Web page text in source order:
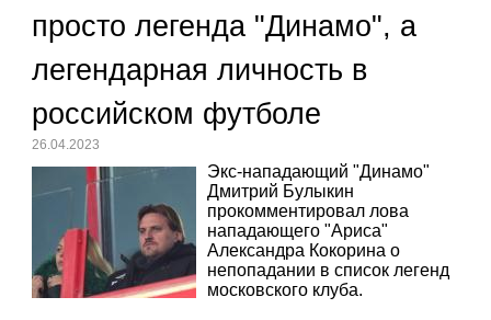
просто легенда "Динамо", а
легендарная личность в
российском футболе
26.04.2023
Экс-нападающий "Динамо"
Дмитрий Булыкин
прокомментировал лова
нападающего "Ариса"
Александра Кокорина о
непопадании в список легенд
московского клуба.